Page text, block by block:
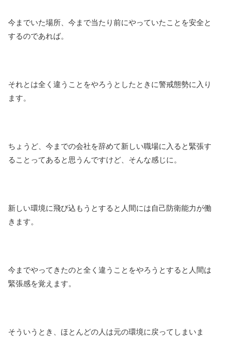
今までいた場所、今まで当たり前にやっていたことを安全と
するのであれば。
それとは全く違うことをやろうとしたときに警戒態勢に入り
ます。
ちょうど、今までの会社を辞めて新しい職場に入ると緊張す
ることってあると思うんですけど、そんな感じに。
新しい環境に飛び込もうとすると人間には自己防衛能力が働
きます。
今までやってきたのと全く違うことをやろうとすると人間は
緊張感を覚えます。
そういうとき、ほとんどの人は元の環境に戻ってしまいま